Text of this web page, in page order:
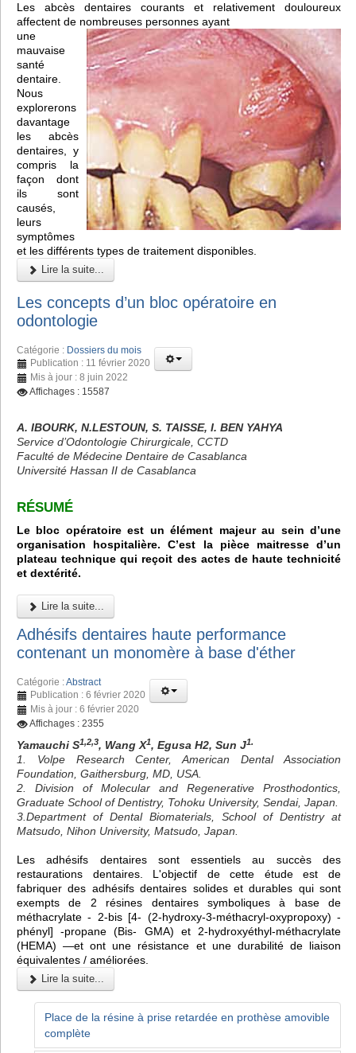
Les abcès dentaires courants et relativement douloureux
affectent de nombreuses personnes ayant
une
mauvaise
santé
dentaire.
Nous
explorerons
davantage
les abcès
dentaires, y
compris la
façon dont
ils sont
causés,
leurs
symptômes
et les différents types de traitement disponibles.
Lire la suite...
Les concepts d’un bloc opératoire en
odontologie
Catégorie : Dossiers du mois
Publication : 11 février 2020
Mis à jour : 8 juin 2022
Affichages : 15587
A. IBOURK, N.LESTOUN, S. TAISSE, I. BEN YAHYA
Service d’Odontologie Chirurgicale, CCTD
Faculté de Médecine Dentaire de Casablanca
Université Hassan II de Casablanca
RÉSUMÉ
Le bloc opératoire est un élément majeur au sein d’une
organisation hospitalière. C’est la pièce maitresse d’un
plateau technique qui reçoit des actes de haute technicité
et dextérité.
Lire la suite...
Adhésifs dentaires haute performance
contenant un monomère à base d'éther
Catégorie :Abstract
Publication : 6 février 2020
Mis à jour : 6 février 2020
Affichages : 2355
Yamauchi S1,2,3, Wang X1, Egusa H2, Sun J1.
1. Volpe Research Center, American Dental Association
Foundation, Gaithersburg, MD, USA.
2. Division of Molecular and Regenerative Prosthodontics,
Graduate School of Dentistry, Tohoku University, Sendai, Japan.
3.Department of Dental Biomaterials, School of Dentistry at
Matsudo, Nihon University, Matsudo, Japan.
Les adhésifs dentaires sont essentiels au succès des
restaurations dentaires. L'objectif de cette étude est de
fabriquer des adhésifs dentaires solides et durables qui sont
exempts de 2 résines dentaires symboliques à base de
méthacrylate - 2-bis [4- (2-hydroxy-3-méthacryl-oxypropoxy) -
phényl] -propane (Bis- GMA) et 2-hydroxyéthyl-méthacrylate
(HEMA) —et ont une résistance et une durabilité de liaison
équivalentes / améliorées.
Lire la suite...
Place de la résine à prise retardée en prothèse amovible
complète